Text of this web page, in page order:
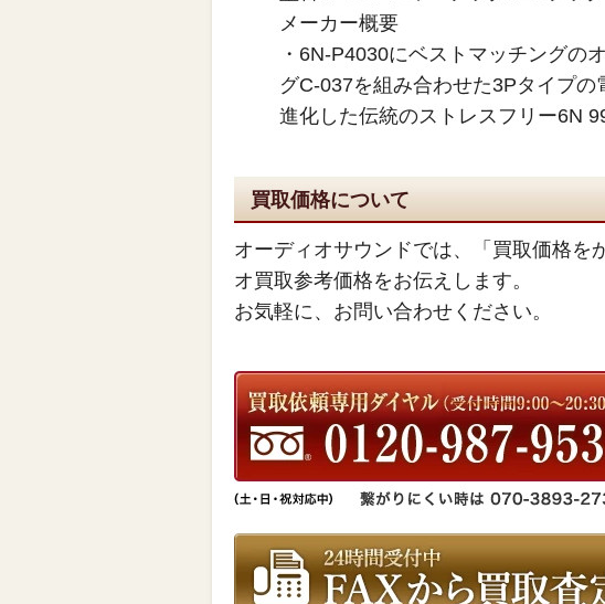
メーカー概要
・6N-P4030にベストマッチングの
グC-037を組み合わせた3Pタイプ
進化した伝統のストレスフリー6N
買取価格について
オーディオサウンドでは、「買取価格を
オ買取参考価格をお伝えします。
お気軽に、お問い合わせください。